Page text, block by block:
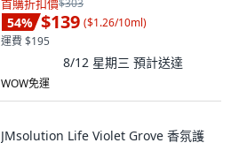
首購折扣價$303
54% $139 ($1.26/10ml)
運費 $195
8/12 星期三 預計送達
WOW免運
JMsolution Life Violet Grove 香氛護